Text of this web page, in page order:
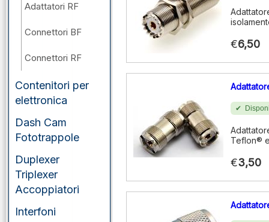
Adattatori RF
Connettori BF
Connettori RF
Contenitori per
elettronica
Dash Cam
Fototrappole
Duplexer
Triplexer
Accoppiatori
Interfoni
€6,50
Teflon®
€3,50